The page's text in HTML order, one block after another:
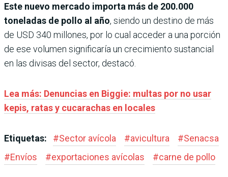
Este nuevo mercado importa más de 200.000
toneladas de pollo al año, siendo un destino de más
de USD 340 millones, por lo cual acceder a una porción
de ese volumen significaría un crecimiento sustancial
en las divisas del sector, destacó.
Lea más: Denuncias en Biggie: multas por no usar
kepis, ratas y cucarachas en locales
Etiquetas: #Sector avícola #avicultura #Senacsa
#Envíos #exportaciones avícolas #carne de pollo